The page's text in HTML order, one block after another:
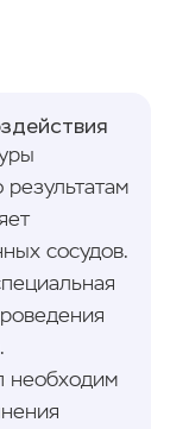
сосудов.
необходим